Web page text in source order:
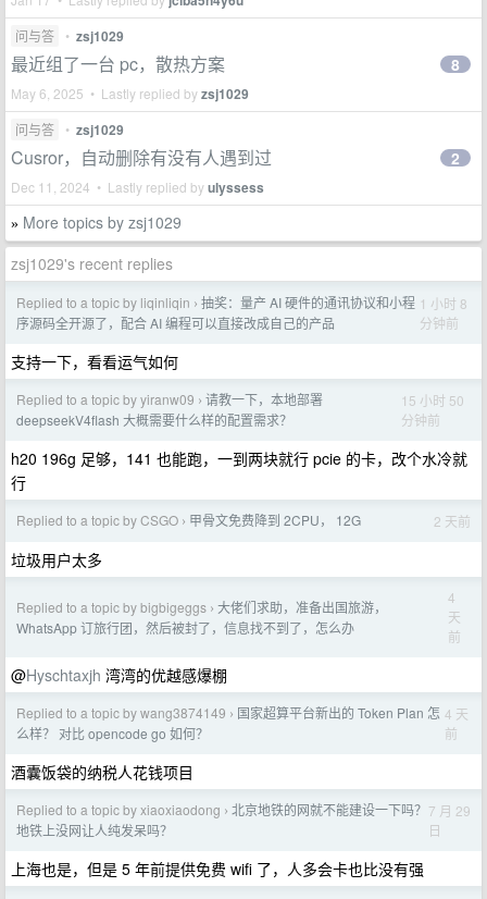
问与答 • zsj1029
最近组了一台 pc，散热方案
May 6, 2025 • Lastly replied byzsj1029
8
问与答 • zsj1029
Cusror，自动删除有没有人遇到过
Dec 11, 2024 • Lastly replied byulyssess
2
» More topics by zsj1029
zsj1029's recent replies
Replied to a topic by liqinliqin › 抽奖：量产 AI 硬件的通讯协议和小程
序源码全开源了，配合 AI 编程可以直接改成自己的产品
1 小时 8
分钟前
支持一下，看看运气如何
Replied to a topic by yiranw09 › 请教一下，本地部署
deepseekV4flash 大概需要什么样的配置需求？
15 小时 50
分钟前
h20 196g 足够，141 也能跑，一到两块就行 pcie 的卡，改个水冷就
行
Replied to a topic by CSGO › 甲骨文免费降到 2CPU， 12G 2 天前
垃圾用户太多
Replied to a topic by bigbigeggs › 大佬们求助，准备出国旅游，
WhatsApp 订旅行团，然后被封了，信息找不到了，怎么办
4
天
前
@Hyschtaxjh 湾湾的优越感爆棚
Replied to a topic by wang3874149 › 国家超算平台新出的 Token Plan 怎
么样？ 对比 opencode go 如何？
4 天
前
酒囊饭袋的纳税人花钱项目
Replied to a topic by xiaoxiaodong › 北京地铁的网就不能建设一下吗？
地铁上没网让人纯发呆吗？
7 月 29
日
上海也是，但是 5 年前提供免费 wifi 了，人多会卡也比没有强